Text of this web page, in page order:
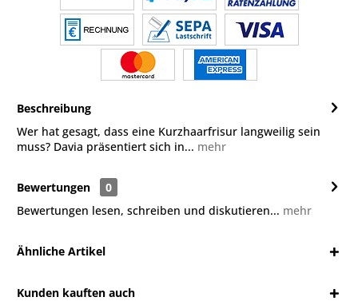
Beschreibung
Wer hat gesagt, dass eine Kurzhaarfrisur langweilig sein
muss? Davia präsentiert sich in... mehr
Bewertungen
0
Bewertungen lesen, schreiben und diskutieren... mehr
Ähnliche Artikel
Kunden kauften auch